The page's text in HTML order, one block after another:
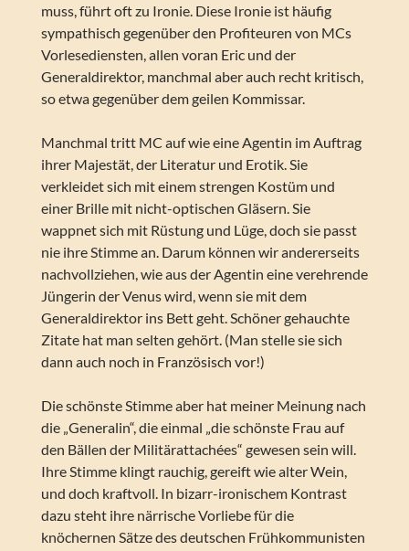
muss, führt oft zu Ironie. Diese Ironie ist häufig
sympathisch gegenüber den Profiteuren von MCs
Vorlesediensten, allen voran Eric und der
Generaldirektor, manchmal aber auch recht kritisch,
so etwa gegenüber dem geilen Kommissar.
Manchmal tritt MC auf wie eine Agentin im Auftrag
ihrer Majestät, der Literatur und Erotik. Sie
verkleidet sich mit einem strengen Kostüm und
einer Brille mit nicht-optischen Gläsern. Sie
wappnet sich mit Rüstung und Lüge, doch sie passt
nie ihre Stimme an. Darum können wir andererseits
nachvollziehen, wie aus der Agentin eine verehrende
Jüngerin der Venus wird, wenn sie mit dem
Generaldirektor ins Bett geht. Schöner gehauchte
Zitate hat man selten gehört. (Man stelle sie sich
dann auch noch in Französisch vor!)
Die schönste Stimme aber hat meiner Meinung nach
die „Generalin“, die einmal „die schönste Frau auf
den Bällen der Militärattachées“ gewesen sein will.
Ihre Stimme klingt rauchig, gereift wie alter Wein,
und doch kraftvoll. In bizarr-ironischem Kontrast
dazu steht ihre närrische Vorliebe für die
knöchernen Sätze des deutschen Frühkommunisten